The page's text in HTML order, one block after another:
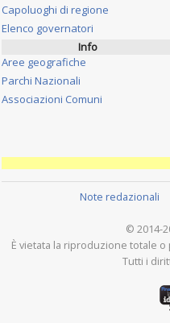
Capoluoghi di regione
Elenco governatori
Info
Aree geografiche
Parchi Nazionali
Associazioni Comuni
Note redazionali
© 2014-
È vietata la riproduzione totale
Tutti i